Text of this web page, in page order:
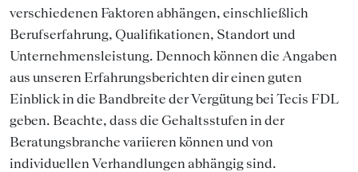
verschiedenen Faktoren abhängen, einschließlich
Berufserfahrung, Qualifikationen, Standort und
Unternehmensleistung. Dennoch können die Angaben
aus unseren Erfahrungsberichten dir einen guten
Einblick in die Bandbreite der Vergütung bei Tecis FDL
geben. Beachte, dass die Gehaltsstufen in der
Beratungsbranche variieren können und von
individuellen Verhandlungen abhängig sind.